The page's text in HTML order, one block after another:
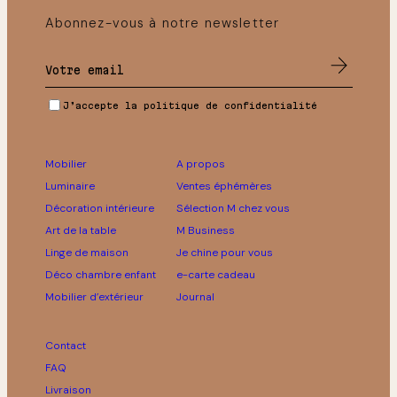
Abonnez-vous à notre newsletter
J’accepte la politique de confidentialité
Mobilier
Luminaire
Décoration intérieure
Art de la table
Linge de maison
Déco chambre enfant
Mobilier d’extérieur
A propos
Ventes éphémères
Sélection M chez vous
M Business
Je chine pour vous
e-carte cadeau
Journal
Contact
FAQ
Livraison